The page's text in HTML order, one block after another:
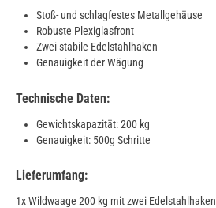
Stoß- und schlagfestes Metallgehäuse
Robuste Plexiglasfront
Zwei stabile Edelstahlhaken
Genauigkeit der Wägung
Technische Daten:
Gewichtskapazität: 200 kg
Genauigkeit: 500g Schritte
Lieferumfang:
1x Wildwaage 200 kg mit zwei Edelstahlhaken